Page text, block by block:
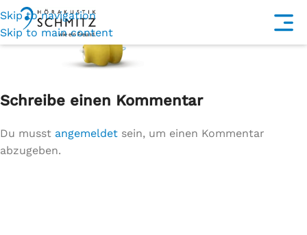
Skip to navigation
Skip to main content
Schreibe einen Kommentar
Du musst angemeldet sein, um einen Kommentar
abzugeben.